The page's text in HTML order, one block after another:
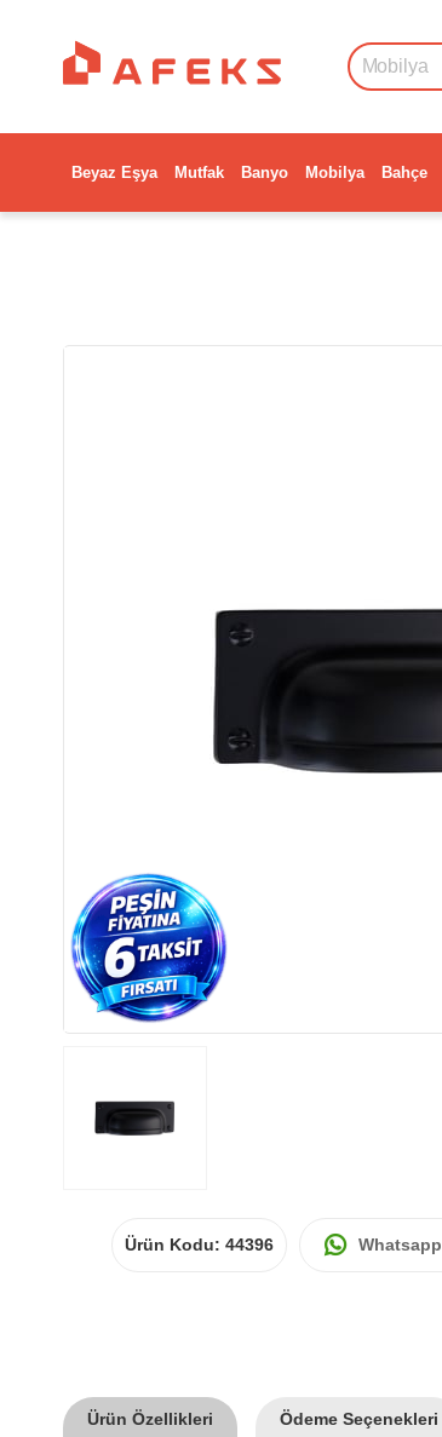
Beyaz Eşya Mutfak Banyo Mobilya Bahçe
Ürün Kodu: 44396 Whatsapp
Ürün Özellikleri Ödeme Seçenekleri